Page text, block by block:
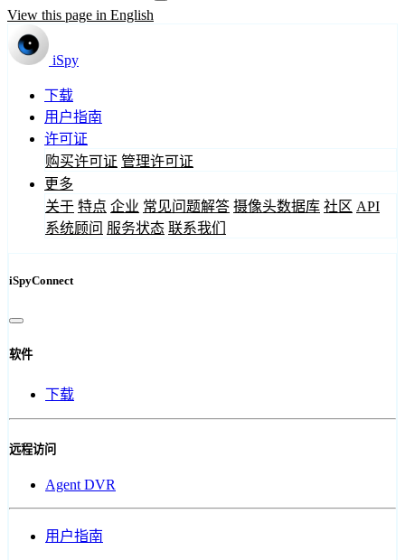
View this page in English
iSpy
下载
用户指南
许可证
购买许可证 管理许可证
更多
关于 特点 企业 常见问题解答 摄像头数据库 社区 API
系统顾问 服务状态 联系我们
iSpyConnect
软件
下载
远程访问
Agent DVR
用户指南